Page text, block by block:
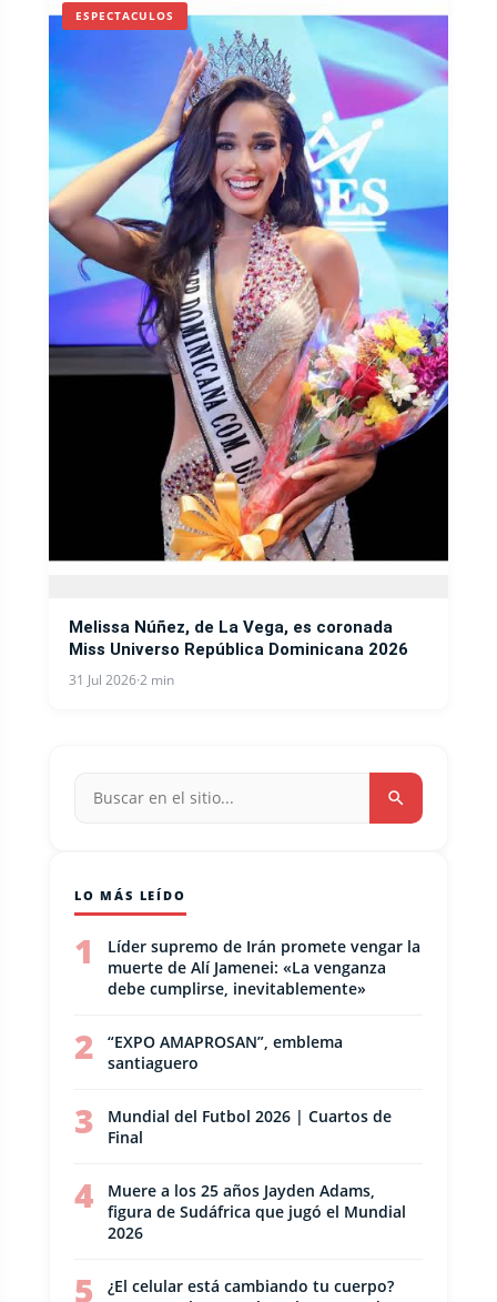
ESPECTACULOS
Melissa Núñez, de La Vega, es coronada
Miss Universo República Dominicana 2026
31 Jul 2026·2 min
LO MÁS LEÍDO
1
Líder supremo de Irán promete vengar la
muerte de Alí Jamenei: «La venganza
debe cumplirse, inevitablemente»
2
“EXPO AMAPROSAN”, emblema
santiaguero
3
Mundial del Futbol 2026 | Cuartos de
Final
4
Muere a los 25 años Jayden Adams,
figura de Sudáfrica que jugó el Mundial
2026
5
¿El celular está cambiando tu cuerpo?